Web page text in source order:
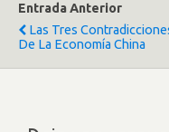
Entrada Anterior
Las Tres
De La Economía China